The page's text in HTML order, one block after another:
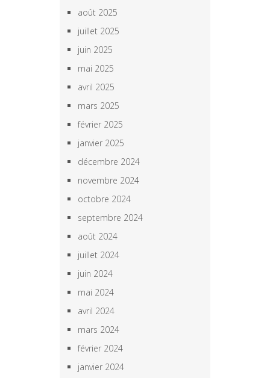
août 2025
juillet 2025
juin 2025
mai 2025
avril 2025
mars 2025
février 2025
janvier 2025
décembre 2024
novembre 2024
octobre 2024
septembre 2024
août 2024
juillet 2024
juin 2024
mai 2024
avril 2024
mars 2024
février 2024
janvier 2024